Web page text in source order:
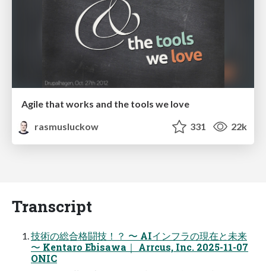
Agile that works and the tools we love
rasmusluckow
331 22k
Transcript
技術の総合格闘技！？ 〜 AIインフラの現在と未来
〜 Kentaro Ebisawa｜ Arrcus, Inc. 2025-11-07
ONIC